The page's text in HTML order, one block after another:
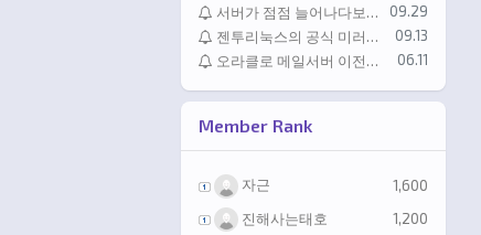
등록일
09.29
서버가 점점 늘어나다보니 시간까지 신경써야하게되네요
등록일
09.13
젠투리눅스의 공식 미러로 등록되었습니다. // It has been officially registered as a Gentoo Linux mirror.
등록일
06.11
오라클로 메일서버 이전했습니다.
Member Rank
자근
1,600
진해사는태호
1,200